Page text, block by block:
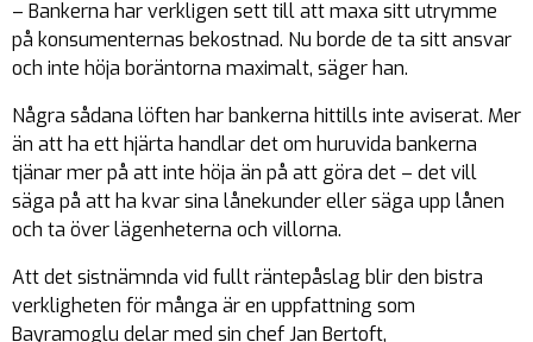
– Bankerna har verkligen sett till att maxa sitt utrymme
på konsumenternas bekostnad. Nu borde de ta sitt ansvar
och inte höja boräntorna maximalt, säger han.
Några sådana löften har bankerna hittills inte aviserat. Mer
än att ha ett hjärta handlar det om huruvida bankerna
tjänar mer på att inte höja än på att göra det – det vill
säga på att ha kvar sina lånekunder eller säga upp lånen
och ta över lägenheterna och villorna.
Att det sistnämnda vid fullt räntepåslag blir den bistra
verkligheten för många är en uppfattning som
Bayramoglu delar med sin chef Jan Bertoft,